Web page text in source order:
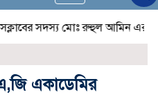
navigation
সদস্য মোঃ রুহুল আমিন এর
একাডেমির